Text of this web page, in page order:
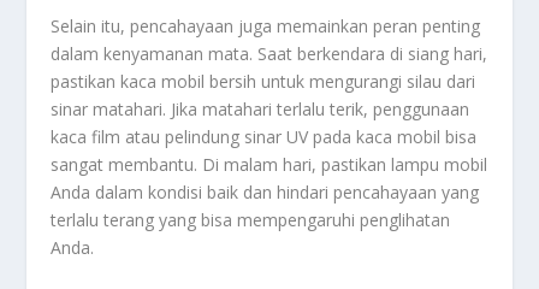
Selain itu, pencahayaan juga memainkan peran penting
dalam kenyamanan mata. Saat berkendara di siang hari,
pastikan kaca mobil bersih untuk mengurangi silau dari
sinar matahari. Jika matahari terlalu terik, penggunaan
kaca film atau pelindung sinar UV pada kaca mobil bisa
sangat membantu. Di malam hari, pastikan lampu mobil
Anda dalam kondisi baik dan hindari pencahayaan yang
terlalu terang yang bisa mempengaruhi penglihatan
Anda.